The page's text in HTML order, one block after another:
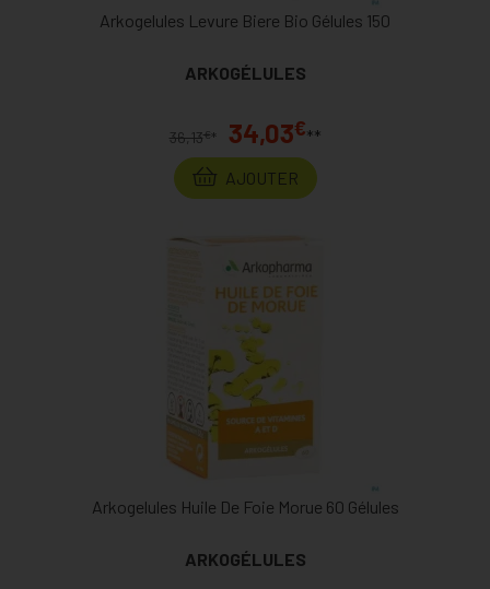
Arkogelules Levure Biere Bio Gélules 150
ARKOGÉLULES
36,13€ * 34,03€**
AJOUTER
Arkogelules Huile De Foie Morue 60 Gélules
ARKOGÉLULES